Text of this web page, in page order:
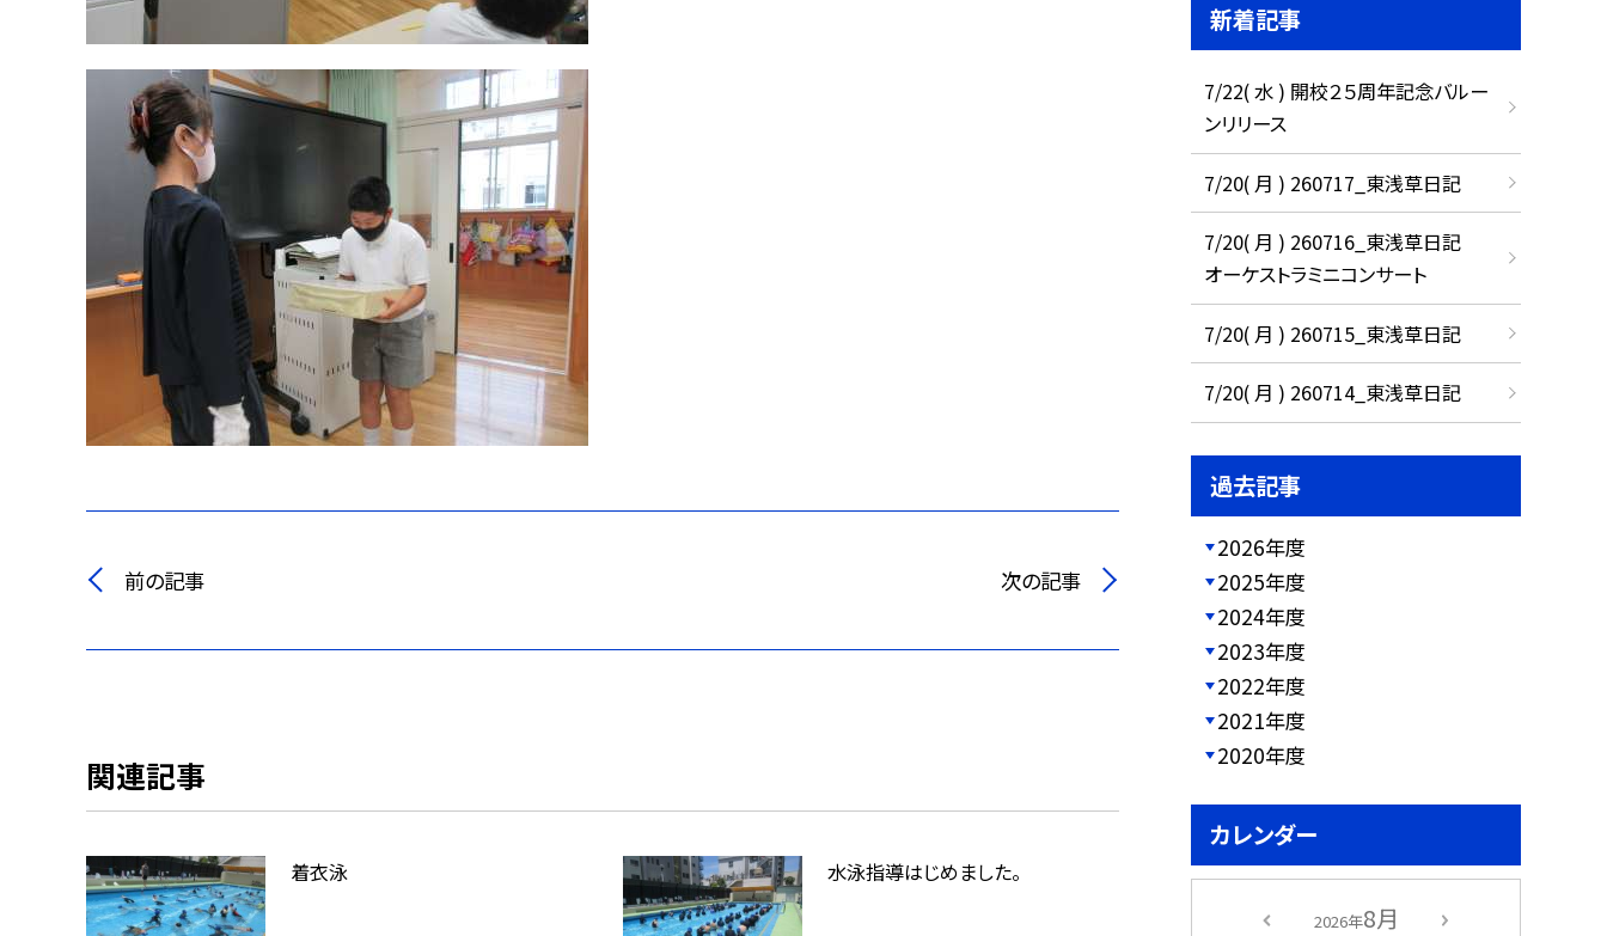
前の記事 次の記事
関連記事
着衣泳 水泳指導はじめました。
新着記事
7/22( 水 ) 開校２５周年記念バルー
ンリリース
7/20( 月 ) 260717_東浅草日記
7/20( 月 ) 260716_東浅草日記
オーケストラミニコンサート
7/20( 月 ) 260715_東浅草日記
7/20( 月 ) 260714_東浅草日記
過去記事
2026年度
2025年度
2024年度
2023年度
2022年度
2021年度
2020年度
カレンダー
2026年8月